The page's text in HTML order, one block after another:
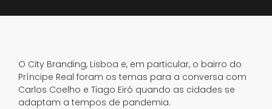
O City Branding, Lisboa e, em particular, o bairro do
Príncipe Real foram os temas para a conversa com
Carlos Coelho e Tiago Eiró quando as cidades se
adaptam a tempos de pandemia.